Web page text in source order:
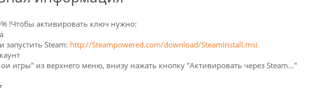
!Чтобы активировать ключ нужно:
запустить Steam: http://Steampowered.com/download/SteamInstall.msi
игры" из верхнего меню, внизу нажать кнопку "Активировать через Steam..."